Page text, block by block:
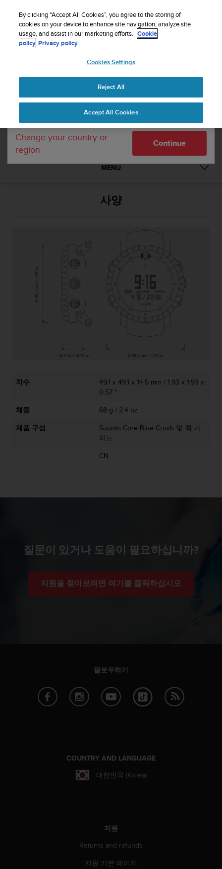
Suunto Core Blue Crush
1 / 2
SS018731000
MENU
사양
치수
49.1 x 49.1 x 14.5 mm / 1.93 x 1.93 x
0.57 "
체중
68 g / 2.4 oz
제품 구성
Suunto Core Blue Crush 및 퀵 가
이드
CN
질문이 있거나 도움이 필요하십니까?
지원을 찾아보려면 여기를 클릭하십시오
팔로우하기
COUNTRY AND LANGUAGE
대한민국 (Korea)
지원
Returns and refunds
지원 기본 페이지
Your country or region:
United States
Currency: $ (USD)
Shipping only to United States
Change your country or
region
Continue
By clicking “Accept All Cookies”, you agree to the storing of
cookies on your device to enhance site navigation, analyze site
usage, and assist in our marketing efforts. Cookie
policy Privacy policy
Cookies Settings
Reject All
Accept All Cookies